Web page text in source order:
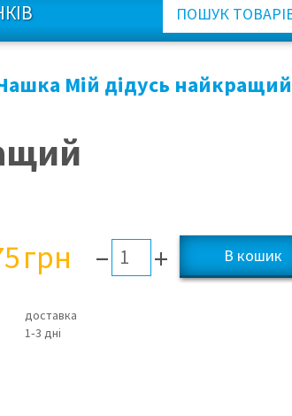
Мій дідусь найкращий
грн – +
доставка
1‑3 дні